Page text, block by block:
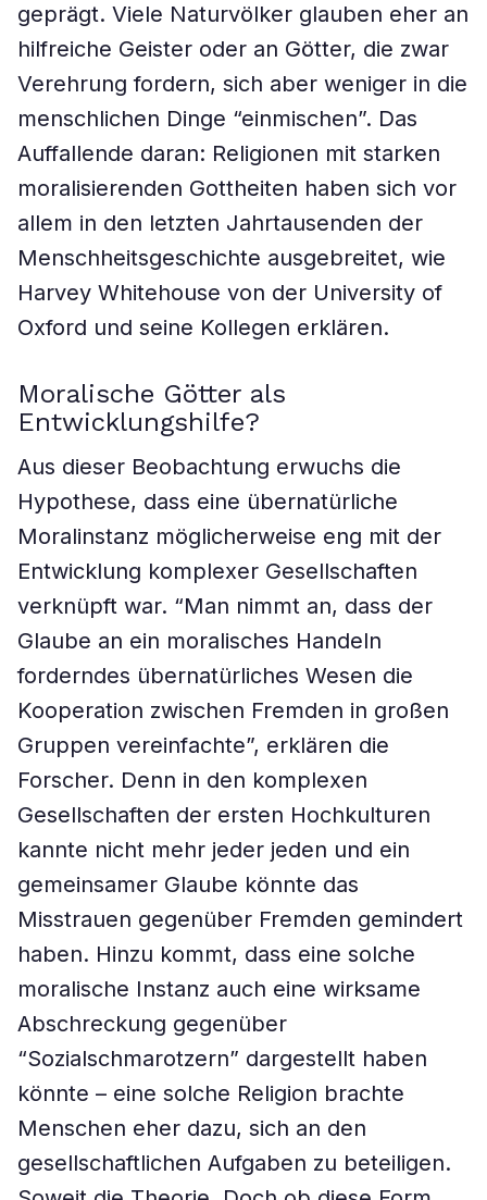
geprägt. Viele Naturvölker glauben eher an
hilfreiche Geister oder an Götter, die zwar
Verehrung fordern, sich aber weniger in die
menschlichen Dinge “einmischen”. Das
Auffallende daran: Religionen mit starken
moralisierenden Gottheiten haben sich vor
allem in den letzten Jahrtausenden der
Menschheitsgeschichte ausgebreitet, wie
Harvey Whitehouse von der University of
Oxford und seine Kollegen erklären.
Moralische Götter als
Entwicklungshilfe?
Aus dieser Beobachtung erwuchs die
Hypothese, dass eine übernatürliche
Moralinstanz möglicherweise eng mit der
Entwicklung komplexer Gesellschaften
verknüpft war. “Man nimmt an, dass der
Glaube an ein moralisches Handeln
forderndes übernatürliches Wesen die
Kooperation zwischen Fremden in großen
Gruppen vereinfachte”, erklären die
Forscher. Denn in den komplexen
Gesellschaften der ersten Hochkulturen
kannte nicht mehr jeder jeden und ein
gemeinsamer Glaube könnte das
Misstrauen gegenüber Fremden gemindert
haben. Hinzu kommt, dass eine solche
moralische Instanz auch eine wirksame
Abschreckung gegenüber
“Sozialschmarotzern” dargestellt haben
könnte – eine solche Religion brachte
Menschen eher dazu, sich an den
gesellschaftlichen Aufgaben zu beteiligen.